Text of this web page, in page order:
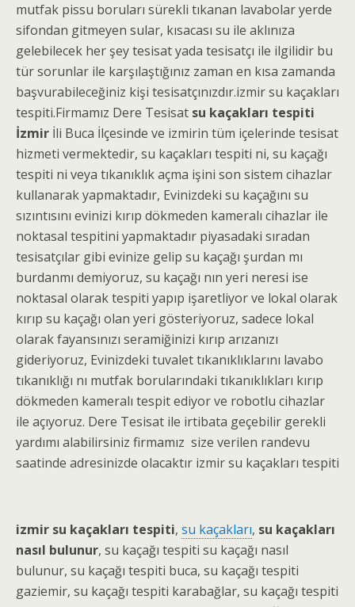
mutfak pissu boruları sürekli tıkanan lavabolar yerde
sifondan gitmeyen sular, kısacası su ile aklınıza
gelebilecek her şey tesisat yada tesisatçı ile ilgilidir bu
tür sorunlar ile karşılaştığınız zaman en kısa zamanda
başvurabileceğiniz kişi tesisatçınızdır.izmir su kaçakları
tespiti.Firmamız Dere Tesisat su kaçakları tespiti
İzmir İli Buca İlçesinde ve izmirin tüm içelerinde tesisat
hizmeti vermektedir, su kaçakları tespiti ni, su kaçağı
tespiti ni veya tıkanıklık açma işini son sistem cihazlar
kullanarak yapmaktadır, Evinizdeki su kaçağını su
sızıntısını evinizi kırıp dökmeden kameralı cihazlar ile
noktasal tespitini yapmaktadır piyasadaki sıradan
tesisatçılar gibi evinize gelip su kaçağı şurdan mı
burdanmı demiyoruz, su kaçağı nın yeri neresi ise
noktasal olarak tespiti yapıp işaretliyor ve lokal olarak
kırıp su kaçağı olan yeri gösteriyoruz, sadece lokal
olarak fayansınızı seramiğinizi kırıp arızanızı
gideriyoruz, Evinizdeki tuvalet tıkanıklıklarını lavabo
tıkanıklığı nı mutfak borularındaki tıkanıklıkları kırıp
dökmeden kameralı tespit ediyor ve robotlu cihazlar
ile açıyoruz. Dere Tesisat ile irtibata geçebilir gerekli
yardımı alabilirsiniz firmamız size verilen randevu
saatinde adresinizde olacaktır izmir su kaçakları tespiti
izmir su kaçakları tespiti, su kaçakları, su kaçakları
nasıl bulunur, su kaçağı tespiti su kaçağı nasıl
bulunur, su kaçağı tespiti buca, su kaçağı tespiti
gaziemir, su kaçağı tespiti karabağlar, su kaçağı tespiti